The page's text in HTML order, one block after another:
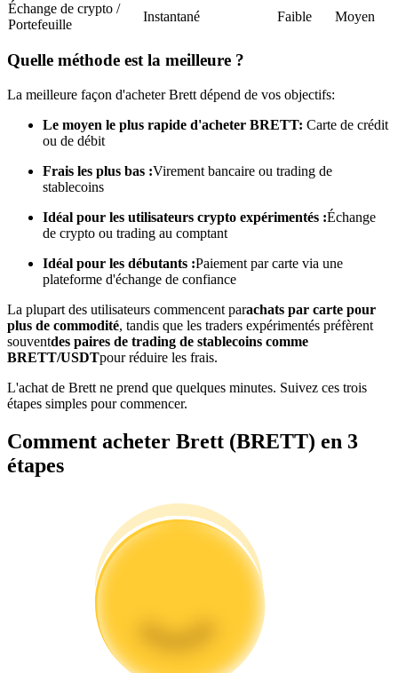
Profitez du partage des bénéfices et des commissions de copy
Information
Analyse de mégadonnées, y compris des informations
commerciales, etc.
Guide de démarrage des contrats à terme
Échange de crypto /
Portefeuille
Instantané Faible Moyen
Quelle méthode est la meilleure ?
La meilleure façon d'acheter Brett dépend de vos objectifs:
Le moyen le plus rapide d'acheter BRETT: Carte de crédit
ou de débit
Frais les plus bas :Virement bancaire ou trading de
stablecoins
Idéal pour les utilisateurs crypto expérimentés :Échange
de crypto ou trading au comptant
Idéal pour les débutants :Paiement par carte via une
plateforme d'échange de confiance
La plupart des utilisateurs commencent parachats par carte pour
plus de commodité, tandis que les traders expérimentés préfèrent
souventdes paires de trading de stablecoins comme
BRETT/USDTpour réduire les frais.
L'achat de Brett ne prend que quelques minutes. Suivez ces trois
étapes simples pour commencer.
Comment acheter Brett (BRETT) en 3
étapes